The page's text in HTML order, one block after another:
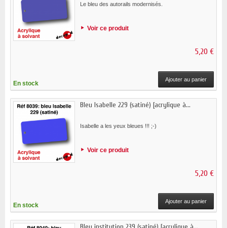
Le bleu des autorails modernisés.
Voir ce produit
5,20 €
En stock
Ajouter au panier
Bleu Isabelle 229 (satiné) [acrylique à...
Isabelle a les yeux bleues !!! ;-)
Voir ce produit
5,20 €
En stock
Ajouter au panier